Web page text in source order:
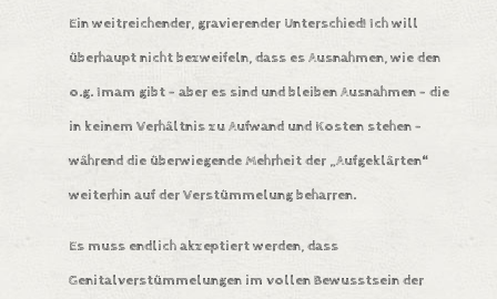
Ein weitreichender, gravierender Unterschied! Ich will
überhaupt nicht bezweifeln, dass es Ausnahmen, wie den
o.g. Imam gibt – aber es sind und bleiben Ausnahmen – die
in keinem Verhältnis zu Aufwand und Kosten stehen –
während die überwiegende Mehrheit der „Aufgeklärten“
weiterhin auf der Verstümmelung beharren.
Es muss endlich akzeptiert werden, dass
Genitalverstümmelungen im vollen Bewusstsein der